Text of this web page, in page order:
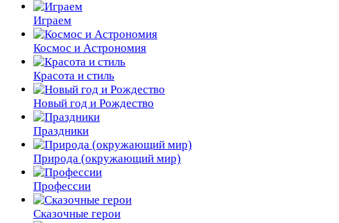
Играем
Космос и Астрономия
Красота и стиль
Новый год и Рождество
Праздники
Природа (окружающий мир)
Профессии
Сказочные герои